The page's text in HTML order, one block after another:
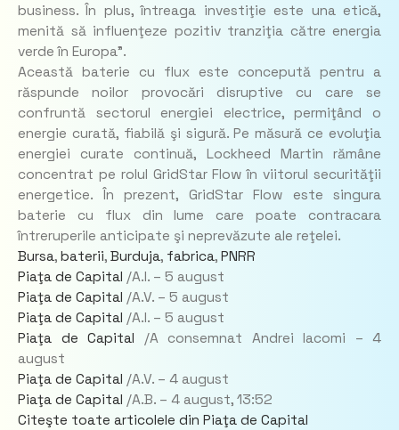
business. În plus, întreaga investiţie este una etică,
menită să influenţeze pozitiv tranziţia către energia
verde în Europa".
Această baterie cu flux este concepută pentru a
răspunde noilor provocări disruptive cu care se
confruntă sectorul energiei electrice, permiţând o
energie curată, fiabilă şi sigură. Pe măsură ce evoluţia
energiei curate continuă, Lockheed Martin rămâne
concentrat pe rolul GridStar Flow în viitorul securităţii
energetice. În prezent, GridStar Flow este singura
baterie cu flux din lume care poate contracara
întreruperile anticipate şi neprevăzute ale reţelei.
Bursa, baterii, Burduja, fabrica, PNRR
Piaţa de Capital /A.I. – 5 august
Piaţa de Capital /A.V. – 5 august
Piaţa de Capital /A.I. – 5 august
Piaţa de Capital /A consemnat Andrei Iacomi – 4
august
Piaţa de Capital /A.V. – 4 august
Piaţa de Capital /A.B. – 4 august, 13:52
Citeşte toate articolele din Piaţa de Capital